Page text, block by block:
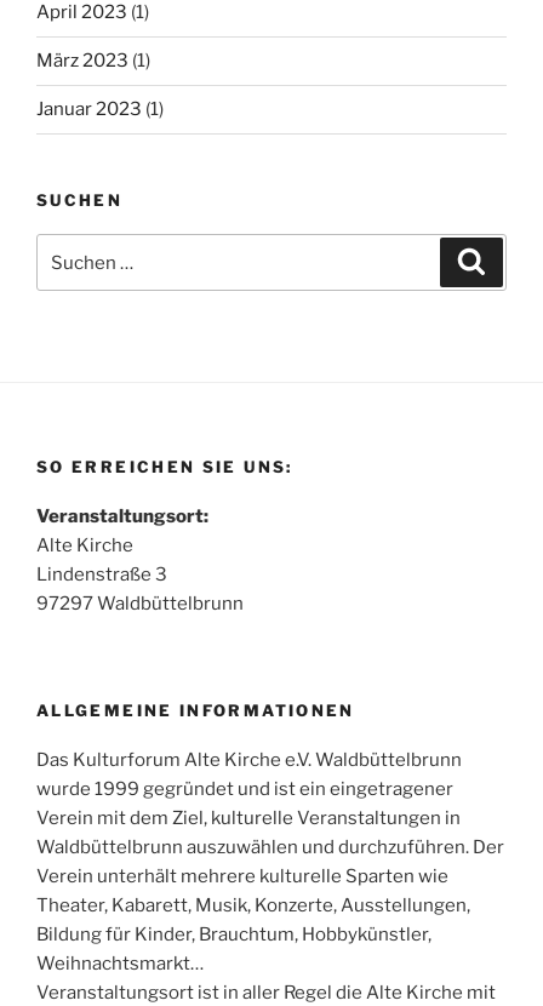
April 2023 (1)
März 2023 (1)
Januar 2023 (1)
SUCHEN
nach:
SO ERREICHEN SIE UNS:
Veranstaltungsort:
Alte Kirche
Lindenstraße 3
97297 Waldbüttelbrunn
ALLGEMEINE INFORMATIONEN
Das Kulturforum Alte Kirche e.V. Waldbüttelbrunn
wurde 1999 gegründet und ist ein eingetragener
Verein mit dem Ziel, kulturelle Veranstaltungen in
Waldbüttelbrunn auszuwählen und durchzuführen. Der
Verein unterhält mehrere kulturelle Sparten wie
Theater, Kabarett, Musik, Konzerte, Ausstellungen,
Bildung für Kinder, Brauchtum, Hobbykünstler,
Weihnachtsmarkt…
Veranstaltungsort ist in aller Regel die Alte Kirche mit